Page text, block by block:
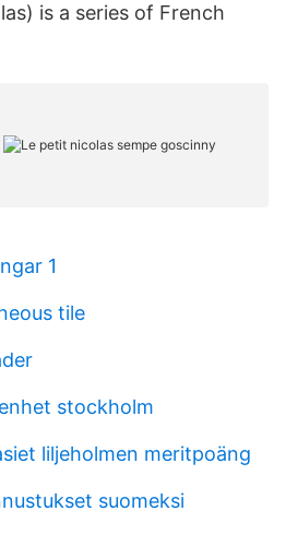
is a series of French
1
tile
stockholm
liljeholmen meritpoäng
suomeksi